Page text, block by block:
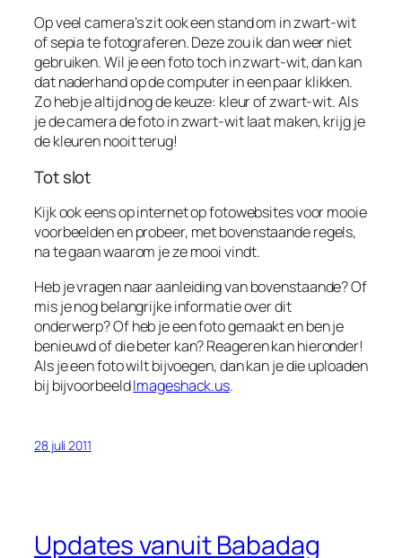
Op veel camera’s zit ook een stand om in zwart-wit
of sepia te fotograferen. Deze zou ik dan weer niet
gebruiken. Wil je een foto toch in zwart-wit, dan kan
dat naderhand op de computer in een paar klikken.
Zo heb je altijd nog de keuze: kleur of zwart-wit. Als
je de camera de foto in zwart-wit laat maken, krijg je
de kleuren nooit terug!
Tot slot
Kijk ook eens op internet op fotowebsites voor mooie
voorbeelden en probeer, met bovenstaande regels,
na te gaan waarom je ze mooi vindt.
Heb je vragen naar aanleiding van bovenstaande? Of
mis je nog belangrijke informatie over dit
onderwerp? Of heb je een foto gemaakt en ben je
benieuwd of die beter kan? Reageren kan hieronder!
Als je een foto wilt bijvoegen, dan kan je die uploaden
bij bijvoorbeeldImageshack.us.
28 juli 2011
Updates vanuit Babadag